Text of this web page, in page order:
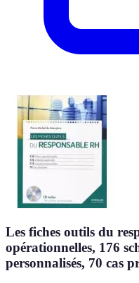
Les fiches outils du
opérationnelles, 176
personnalisés, 70 cas